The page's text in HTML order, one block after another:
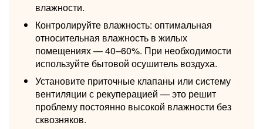
влажности.
Контролируйте влажность: оптимальная
относительная влажность в жилых
помещениях — 40–60%. При необходимости
используйте бытовой осушитель воздуха.
Установите приточные клапаны или систему
вентиляции с рекуперацией — это решит
проблему постоянно высокой влажности без
сквозняков.